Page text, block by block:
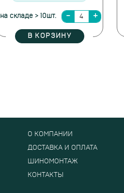
на складе > 10шт.
В КОРЗИНУ
О КОМПАНИИ
ДОСТАВКА И ОПЛАТА
ШИНОМОНТАЖ
КОНТАКТЫ